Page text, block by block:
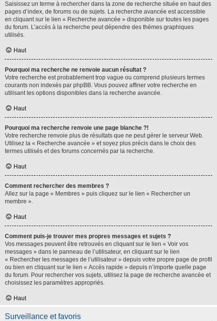
Saisissez un terme à rechercher dans la zone de recherche située en haut des
pages d’index, de forums ou de sujets. La recherche avancée est accessible
en cliquant sur le lien « Recherche avancée » disponible sur toutes les pages
du forum. L’accès à la recherche peut dépendre des thèmes graphiques
utilisés.
Haut
Pourquoi ma recherche ne renvoie aucun résultat ?
Votre recherche est probablement trop vague ou comprend plusieurs termes
courants non indexés par phpBB. Vous pouvez affiner votre recherche en
utilisant les options disponibles dans la recherche avancée.
Haut
Pourquoi ma recherche renvoie une page blanche ?!
Votre recherche renvoie plus de résultats que ne peut gérer le serveur Web.
Utilisez la « Recherche avancée » et soyez plus précis dans le choix des
termes utilisés et des forums concernés par la recherche.
Haut
Comment rechercher des membres ?
Allez sur la page « Membres » puis cliquez sur le lien « Rechercher un
membre ».
Haut
Comment puis-je trouver mes propres messages et sujets ?
Vos messages peuvent être retrouvés en cliquant sur le lien « Voir vos
messages » dans le panneau de l’utilisateur, en cliquant sur le lien
« Rechercher les messages de l’utilisateur » depuis votre propre page de profil
ou bien en cliquant sur le lien « Accès rapide » depuis n’importe quelle page
du forum. Pour rechercher vos sujets, utilisez la page de recherche avancée et
choisissez les paramètres appropriés.
Haut
Surveillance et favoris